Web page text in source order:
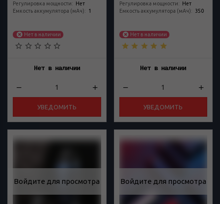
Регулировка мощности:
Нет
Емкость аккумулятора (мАч): 1
Нет в наличии
Нет в наличии
УВЕДОМИТЬ
Регулировка мощности:
Нет
Емкость аккумулятора (мАч): 350
Нет в наличии
Нет в наличии
УВЕДОМИТЬ
Войдите для просмотра Войдите для просмотра